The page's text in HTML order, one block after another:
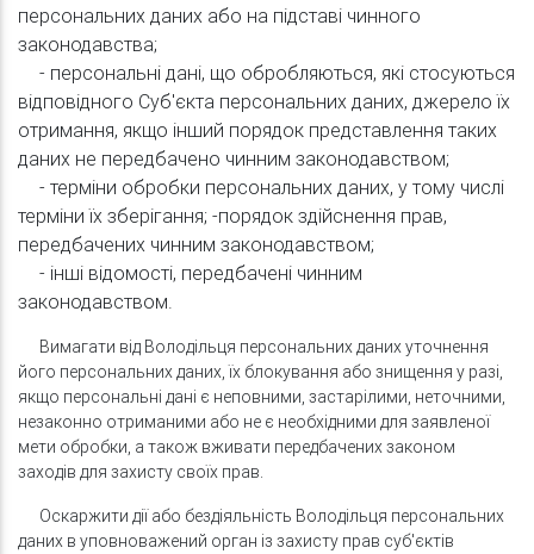
персональних даних або на підставі чинного
законодавства;
- персональні дані, що обробляються, які стосуються
відповідного Суб'єкта персональних даних, джерело їх
отримання, якщо інший порядок представлення таких
даних не передбачено чинним законодавством;
- терміни обробки персональних даних, у тому числі
терміни їх зберігання; -порядок здійснення прав,
передбачених чинним законодавством;
- інші відомості, передбачені чинним
законодавством.
Вимагати від Володільця персональних даних уточнення
його персональних даних, їх блокування або знищення у разі,
якщо персональні дані є неповними, застарілими, неточними,
незаконно отриманими або не є необхідними для заявленої
мети обробки, а також вживати передбачених законом
заходів для захисту своїх прав.
Оскаржити дії або бездіяльність Володільця персональних
даних в уповноважений орган із захисту прав суб'єктів